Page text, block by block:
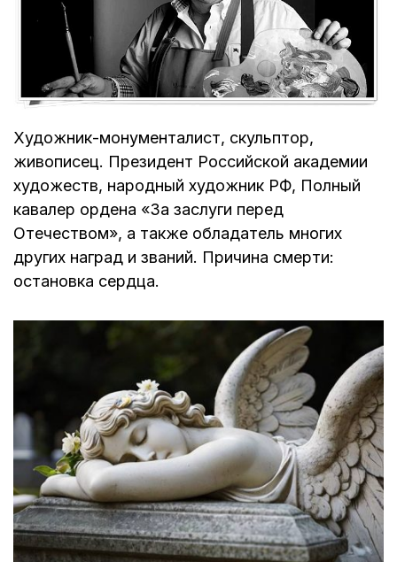
Художник-монументалист, скульптор,
живописец. Президент Российской академии
художеств, народный художник РФ, Полный
кавалер ордена «За заслуги перед
Отечеством», а также обладатель многих
других наград и званий. Причина смерти:
остановка сердца.